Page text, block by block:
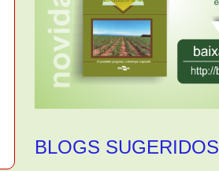
BLOGS SUGERIDOS